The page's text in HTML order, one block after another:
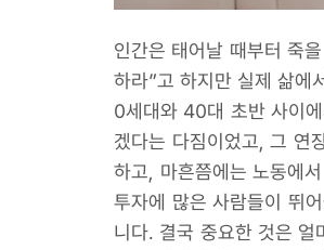
인간은 태어날 때부터 죽
하라”고 하지만 실제 삶에
0세대와 40대 초반 사이
겠다는 다짐이었고, 그 연
하고, 마흔쯤에는 노동에
투자에 많은 사람들이 뛰
니다. 결국 중요한 것은